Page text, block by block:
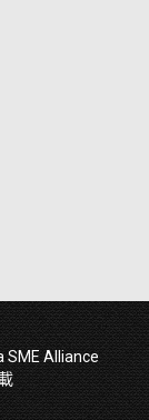
SME Alliance